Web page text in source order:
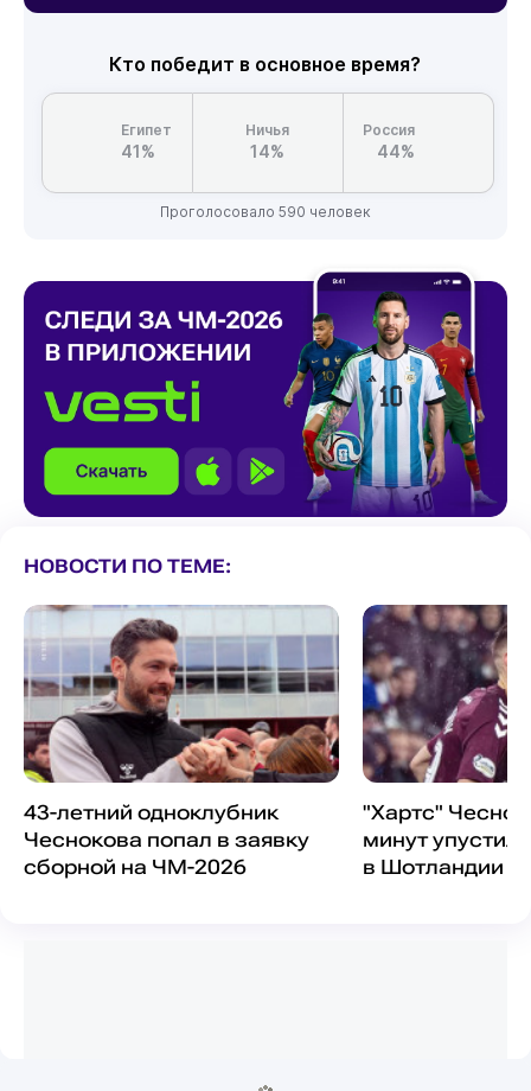
Кто победит в основное время?
Египет
41%
Ничья
14%
Россия
44%
Проголосовало 590 человек
НОВОСТИ ПО ТЕМЕ:
43-летний одноклубник
Чеснокова попал в заявку
сборной на ЧМ-2026
"Хартс"
минут упустил
в Шотландии